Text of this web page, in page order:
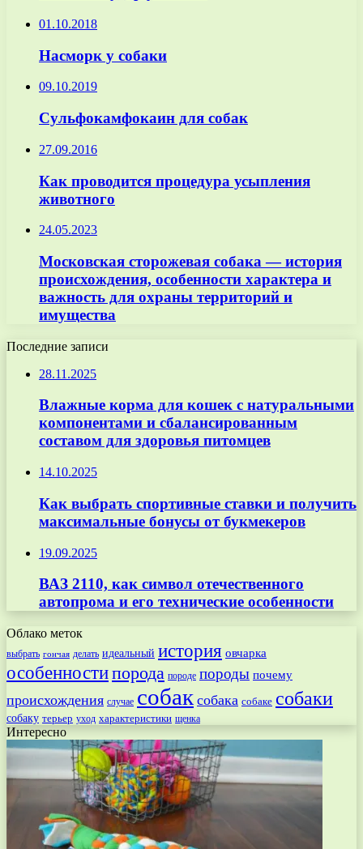
01.10.2018
Насморк у собаки
09.10.2019
Сульфокамфокаин для собак
27.09.2016
Как проводится процедура усыпления
животного
24.05.2023
Московская сторожевая собака — история
происхождения, особенности характера и
важность для охраны территорий и
имущества
Последние записи
28.11.2025
Влажные корма для кошек с натуральными
компонентами и сбалансированным
составом для здоровья питомцев
14.10.2025
Как выбрать спортивные ставки и получить
максимальные бонусы от букмекеров
19.09.2025
ВАЗ 2110, как символ отечественного
автопрома и его технические особенности
Облако меток
выбрать гончая делать идеальный история овчарка
особенностипорода породе породы почему
происхождения случае собак собака собаке собаки
собаку терьер уход характеристики щенка
Интересно